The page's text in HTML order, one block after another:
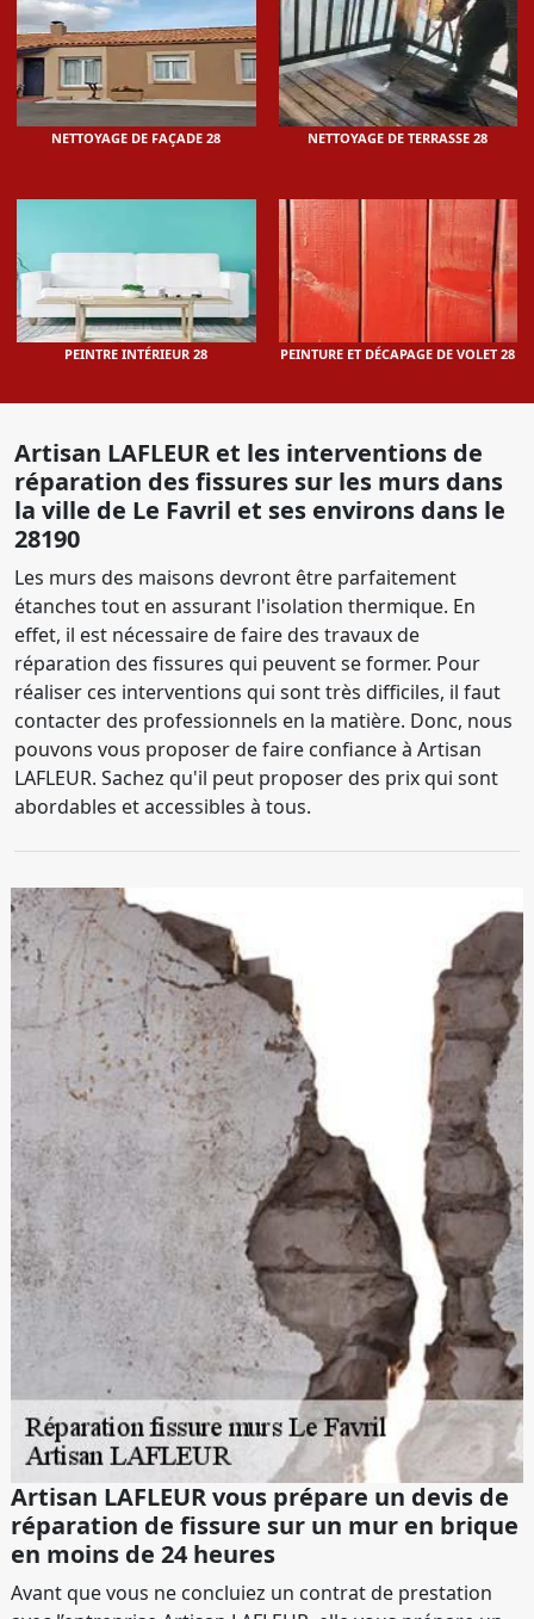
NETTOYAGE DE FAÇADE 28 NETTOYAGE DE TERRASSE 28
PEINTRE INTÉRIEUR 28 PEINTURE ET DÉCAPAGE DE VOLET 28
Artisan LAFLEUR et les interventions de
réparation des fissures sur les murs dans
la ville de Le Favril et ses environs dans le
28190
Les murs des maisons devront être parfaitement
étanches tout en assurant l'isolation thermique. En
effet, il est nécessaire de faire des travaux de
réparation des fissures qui peuvent se former. Pour
réaliser ces interventions qui sont très difficiles, il faut
contacter des professionnels en la matière. Donc, nous
pouvons vous proposer de faire confiance à Artisan
LAFLEUR. Sachez qu'il peut proposer des prix qui sont
abordables et accessibles à tous.
Artisan LAFLEUR vous prépare un devis de
réparation de fissure sur un mur en brique
en moins de 24 heures
Avant que vous ne concluiez un contrat de prestation